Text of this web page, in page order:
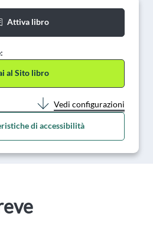
Attiva libro
al Sito libro
Vedi configurazioni
di accessibilità